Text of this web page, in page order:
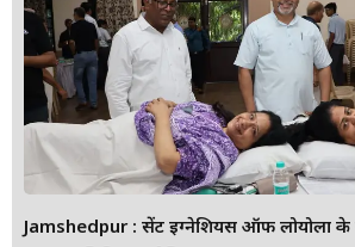
Jamshedpur : सेंट इग्नेशियस ऑफ लोयोला के